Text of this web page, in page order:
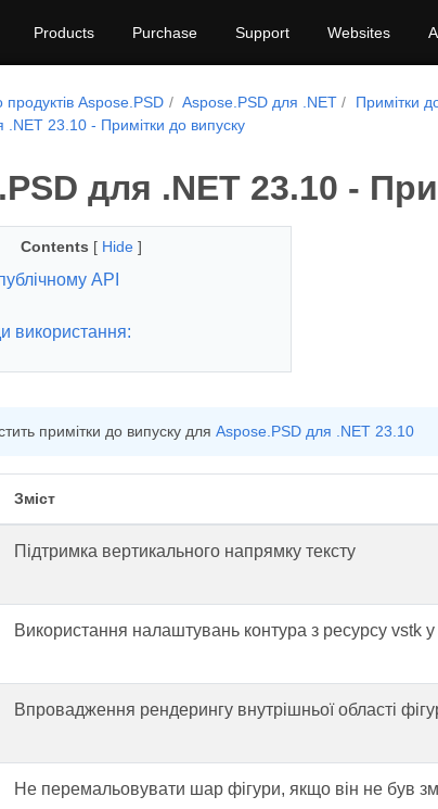
Products Purchase Support Websites
продуктів Aspose.PSD Aspose.PSD для .NET Примітки
.NET 23.10 - Примітки до випуску
для .NET 23.10 -
Contents [ Hide ]
API
використання:
примітки до випуску для Aspose.PSD для .NET 23.10
Зміст
Підтримка вертикального напрямку тексту
Використання налаштувань контура з ресурсу vstk
Впровадження рендерингу внутрішньої області
Не перемальовувати шар фігури, якщо він не був